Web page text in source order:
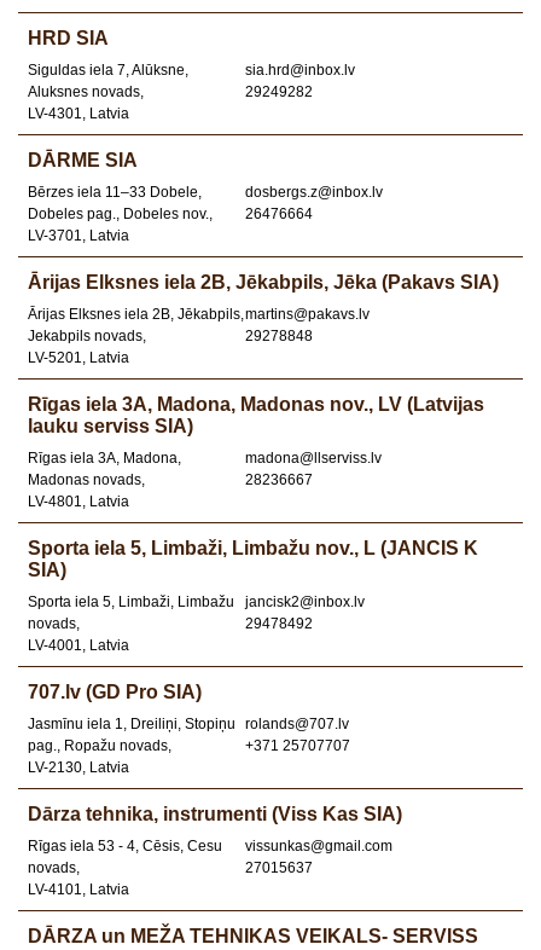
HRD SIA
Siguldas iela 7, Alūksne,
Aluksnes novads,
LV-4301, Latvia
sia.hrd@inbox.lv
29249282
DĀRME SIA
Bērzes iela 11–33 Dobele,
Dobeles pag., Dobeles nov.,
LV-3701, Latvia
dosbergs.z@inbox.lv
26476664
Ārijas Elksnes iela 2B, Jēkabpils, Jēka (Pakavs SIA)
Ārijas Elksnes iela 2B, Jēkabpils,
Jekabpils novads,
LV-5201, Latvia
martins@pakavs.lv
29278848
Rīgas iela 3A, Madona, Madonas nov., LV (Latvijas
lauku serviss SIA)
Rīgas iela 3A, Madona,
Madonas novads,
LV-4801, Latvia
madona@llserviss.lv
28236667
Sporta iela 5, Limbaži, Limbažu nov., L (JANCIS K
SIA)
Sporta iela 5, Limbaži, Limbažu
novads,
LV-4001, Latvia
jancisk2@inbox.lv
29478492
707.lv (GD Pro SIA)
Jasmīnu iela 1, Dreiliņi, Stopiņu
pag., Ropažu novads,
LV-2130, Latvia
rolands@707.lv
+371 25707707
Dārza tehnika, instrumenti (Viss Kas SIA)
Rīgas iela 53 - 4, Cēsis, Cesu
novads,
LV-4101, Latvia
vissunkas@gmail.com
27015637
DĀRZA un MEŽA TEHNIKAS VEIKALS- SERVISS